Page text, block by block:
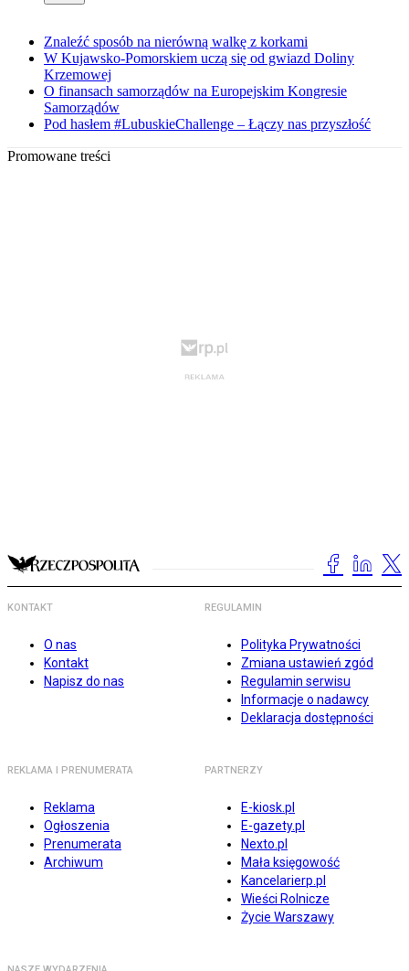
Znaleźć sposób na nierówną walkę z korkami
W Kujawsko-Pomorskiem uczą się od gwiazd Doliny
Krzemowej
O finansach samorządów na Europejskim Kongresie
Samorządów
Pod hasłem #LubuskieChallenge – Łączy nas przyszłość
Promowane treści
KONTAKT
O nas
Kontakt
Napisz do nas
REGULAMIN
Polityka Prywatności
Zmiana ustawień zgód
Regulamin serwisu
Informacje o nadawcy
Deklaracja dostępności
REKLAMA I PRENUMERATA
Reklama
Ogłoszenia
Prenumerata
Archiwum
PARTNERZY
E-kiosk.pl
E-gazety.pl
Nexto.pl
Mała księgowość
Kancelarierp.pl
Wieści Rolnicze
Życie Warszawy